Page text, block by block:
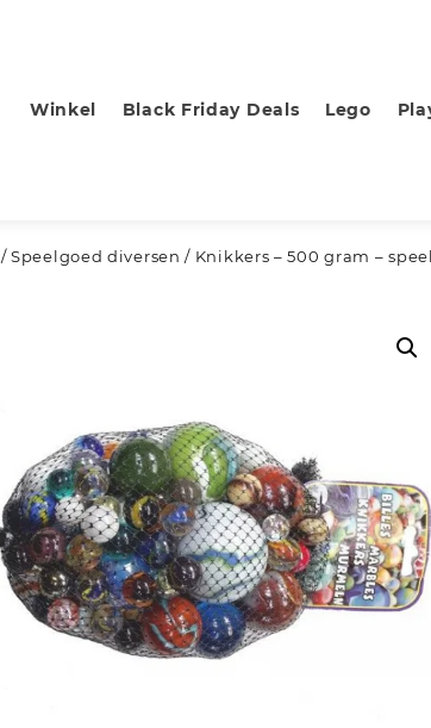
Winkel Black Friday Deals Lego
/Speelgoed diversen / Knikkers – 500 gram –